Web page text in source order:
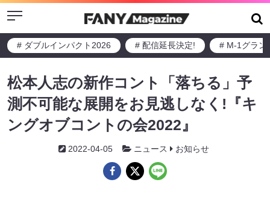
Menu
# ダブルインパクト2026 # 配信延長決定! # M-1グラン
松本人志の新作コント「落ちる」予
測不可能な展開をお見逃しなく!『キ
ングオブコントの会2022』
2022-04-05 ニュース お知らせ